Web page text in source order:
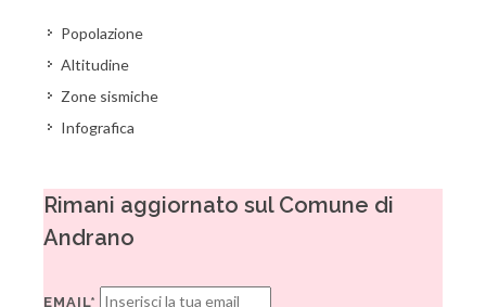
Popolazione
Altitudine
Zone sismiche
Infografica
Rimani aggiornato sul Comune di
Andrano
EMAIL*